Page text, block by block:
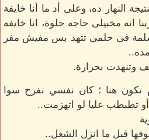
النهار ده، وعلى أد ما أنا خايفة
انه مخبيلى حاجه حلوة، انا خايفه
سلمة فى حلمى تتهد بس مفيش مفر
وتنهدت بحرارة.
هنا ؛ كان نفسي نفرح سوا
تطبطب عليا لو اتهزمت..
قبل ما انزل الشغل..